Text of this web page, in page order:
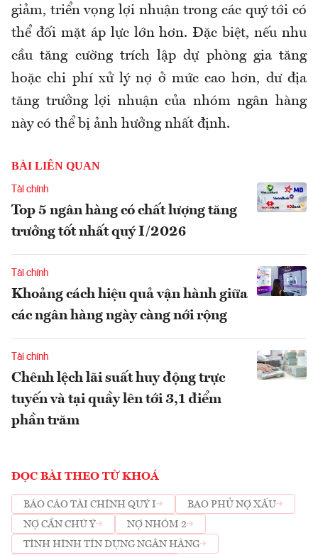
giảm, triển vọng lợi nhuận trong các quý tới có
thể đối mặt áp lực lớn hơn. Đặc biệt, nếu nhu
cầu tăng cường trích lập dự phòng gia tăng
hoặc chi phí xử lý nợ ở mức cao hơn, dư địa
tăng trưởng lợi nhuận của nhóm ngân hàng
này có thể bị ảnh hưởng nhất định.
BÀI LIÊN QUAN
Tài chính
Top 5 ngân hàng có chất lượng tăng
trưởng tốt nhất quý I/2026
Tài chính
Khoảng cách hiệu quả vận hành giữa
các ngân hàng ngày càng nới rộng
Tài chính
Chênh lệch lãi suất huy động trực
tuyến và tại quầy lên tới 3,1 điểm
phần trăm
ĐỌC BÀI THEO TỪ KHOÁ
BÁO CÁO TÀI CHÍNH QUÝ I
BAO PHỦ NỢ XẤU
NỢ CẦN CHÚ Ý
NỢ NHÓM 2
TÌNH HÌNH TÍN DỤNG NGÂN HÀNG